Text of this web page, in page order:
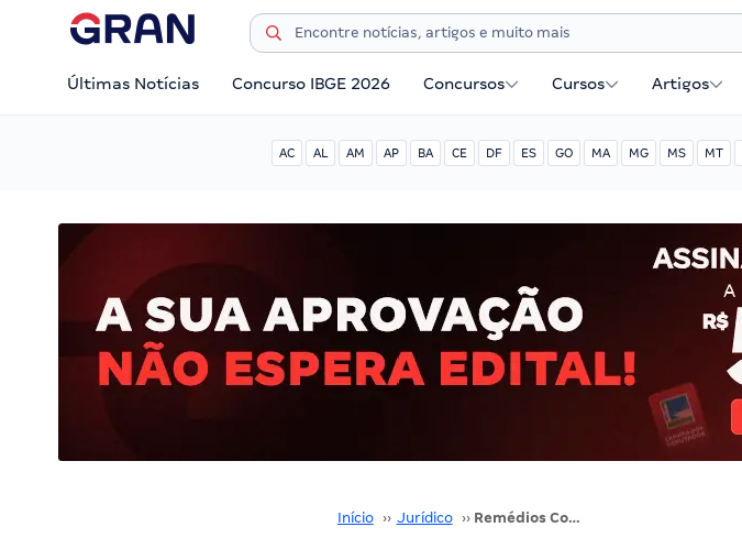
Últimas Notícias Concurso IBGE 2026 Concursos Cursos Artigos
AC AL AM AP BA CE DF ES GO MA MG MS MT
Início ›› Jurídico ›› Remédios Constitucionais: O que são, para que servem e seus tipos